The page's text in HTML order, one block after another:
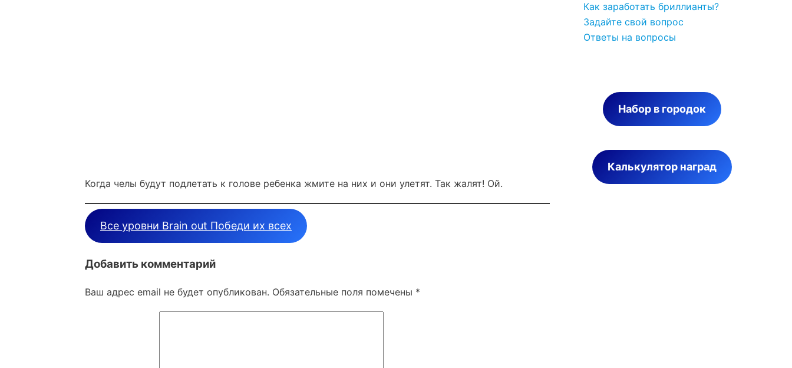
Когда челы будут подлетать к голове ребенка жмите на них и они улетят. Так жалят! Ой.
Все уровни Brain out Победи их всех
Добавить комментарий
Ваш адрес email не будет опубликован. Обязательные поля помечены *
Как заработать бриллианты?
Задайте свой вопрос
Ответы на вопросы
Набор в городок
Калькулятор наград